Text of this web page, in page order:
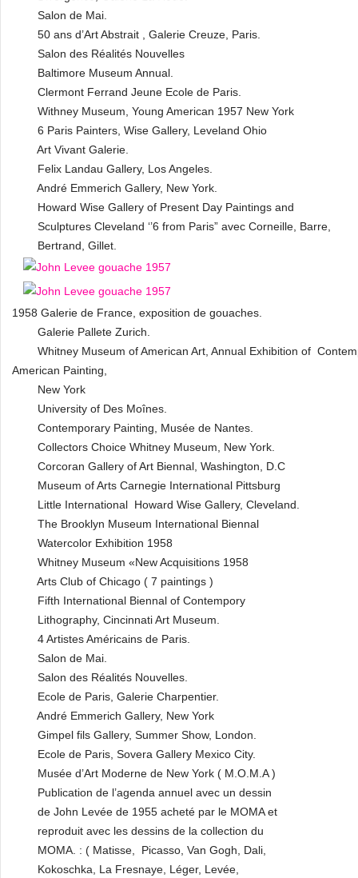
Salon de Mai.
50 ans d’Art Abstrait , Galerie Creuze, Paris.
Salon des Réalités Nouvelles
Baltimore Museum Annual.
Clermont Ferrand Jeune Ecole de Paris.
Withney Museum, Young American 1957 New York
6 Paris Painters, Wise Gallery, Leveland Ohio
Art Vivant Galerie.
Felix Landau Gallery, Los Angeles.
André Emmerich Gallery, New York.
Howard Wise Gallery of Present Day Paintings and
Sculptures Cleveland ‘’6 from Paris” avec Corneille, Barre,
Bertrand, Gillet.
1958 Galerie de France, exposition de gouaches.
Galerie Pallete Zurich.
Whitney Museum of American Art, Annual Exhibition of
American Painting,
New York
University of Des Moînes.
Contemporary Painting, Musée de Nantes.
Collectors Choice Whitney Museum, New York.
Corcoran Gallery of Art Biennal, Washington, D.C
Museum of Arts Carnegie International Pittsburg
Little International Howard Wise Gallery, Cleveland.
The Brooklyn Museum International Biennal
Watercolor Exhibition 1958
Whitney Museum «New Acquisitions 1958
Arts Club of Chicago ( 7 paintings )
Fifth International Biennal of Contempory
Lithography, Cincinnati Art Museum.
4 Artistes Américains de Paris.
Salon de Mai.
Salon des Réalités Nouvelles.
Ecole de Paris, Galerie Charpentier.
André Emmerich Gallery, New York
Gimpel fils Gallery, Summer Show, London.
Ecole de Paris, Sovera Gallery Mexico City.
Musée d’Art Moderne de New York ( M.O.M.A )
Publication de l’agenda annuel avec un dessin
de John Levée de 1955 acheté par le MOMA et
reproduit avec les dessins de la collection du
MOMA. : ( Matisse, Picasso, Van Gogh, Dali,
Kokoschka, La Fresnaye, Léger, Levée,